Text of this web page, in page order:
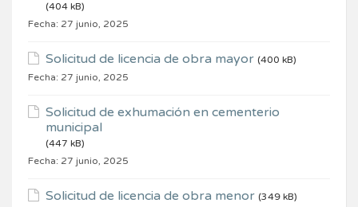
(404 kB)
Fecha: 27 junio, 2025
Solicitud de licencia de obra mayor (400 kB)
Fecha: 27 junio, 2025
Solicitud de exhumación en cementerio
municipal
(447 kB)
Fecha: 27 junio, 2025
Solicitud de licencia de obra menor (349 kB)